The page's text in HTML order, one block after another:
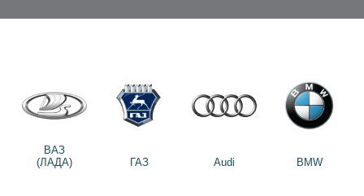
ВАЗ
(ЛАДА)
ГАЗ Audi BMW